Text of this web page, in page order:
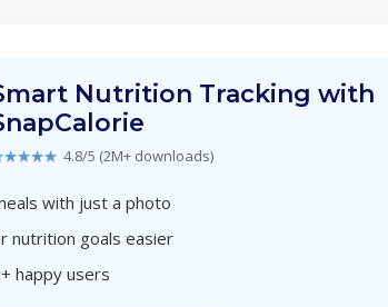
Nutrition Tracking with
4.8/5 (2M+ downloads)
with just a photo
nutrition goals easier
happy users